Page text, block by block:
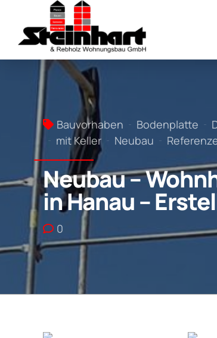
Bauvorhaben Bodenplatte
mit Keller
Neubau
Neubau –
in Hanau –
0